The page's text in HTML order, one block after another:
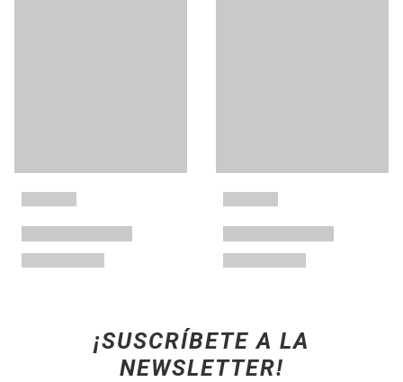
¡SUSCRÍBETE A LA
NEWSLETTER!